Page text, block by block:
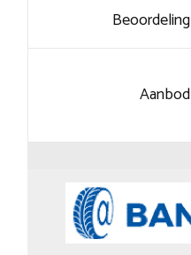
Beoordeling
Aanbod